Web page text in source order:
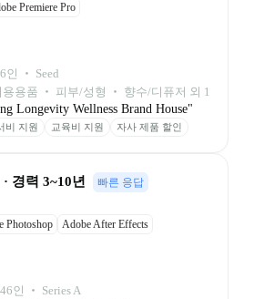
Premiere Pro
6인 ‧ Seed
용품 ‧ 피부/성형 ‧ 향수/디퓨저 외 1
Longevity Wellness Brand House"
비 지원 교육비 지원
자사 제품 할인
경력 3~10년
빠른 응답
Photoshop
Adobe After Effects
46인 ‧ Series A